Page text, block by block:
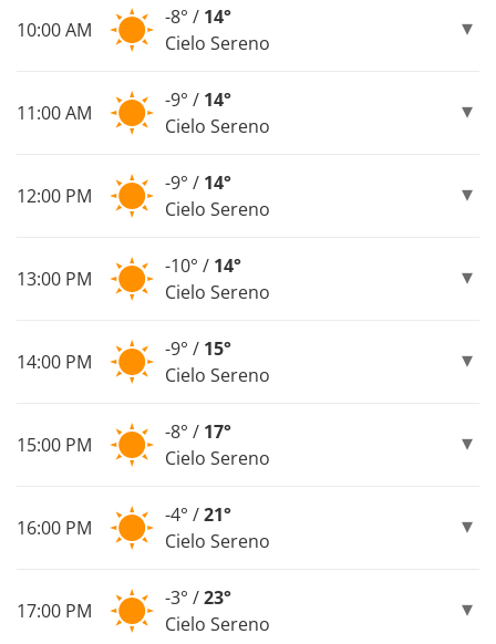
10:00 AM
-8° / 14°
Cielo Sereno
11:00 AM
-9° / 14°
Cielo Sereno
12:00 PM
-9° / 14°
Cielo Sereno
13:00 PM
-10° / 14°
Cielo Sereno
14:00 PM
-9° / 15°
Cielo Sereno
15:00 PM
-8° / 17°
Cielo Sereno
16:00 PM
-4° /21°
Cielo Sereno
17:00 PM
-3° /23°
Cielo Sereno